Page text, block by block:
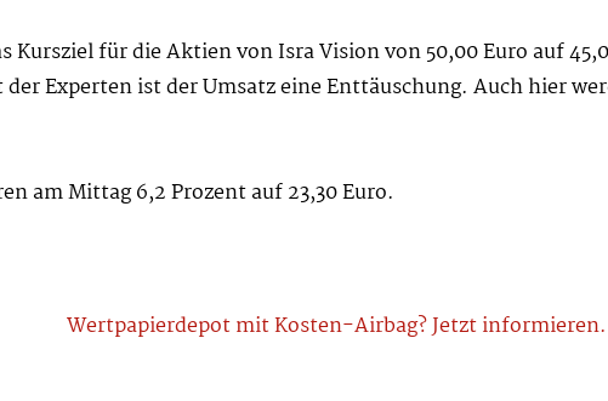
Kursziel für die Aktien von Isra Vision von 50,00 Euro auf
Experten ist der Umsatz eine Enttäuschung. Auch hier
am Mittag 6,2 Prozent auf 23,30 Euro.
Wertpapierdepot mit Kosten-Airbag? Jetzt informieren.